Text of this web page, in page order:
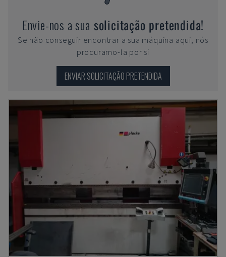
Envie-nos a sua solicitação pretendida!
Se não conseguir encontrar a sua máquina aqui, nós
procuramo-la por si
ENVIAR SOLICITAÇÃO PRETENDIDA